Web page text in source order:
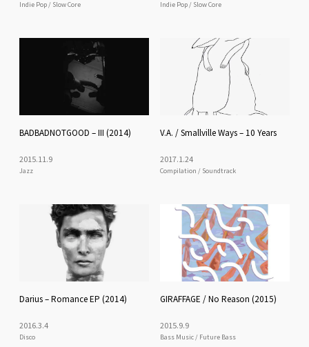
Indie Pop / Slow Core Indie Pop / Slow Core
BADBADNOTGOOD – III (2014)
2015.11.9
Jazz
V.A. / Smallville Ways – 10 Years
2017.1.24
Compilation / Soundtrack
Darius – Romance EP (2014)
2016.3.4
Disco
GIRAFFAGE / No Reason (2015)
2015.9.9
Bass Music / Future Bass